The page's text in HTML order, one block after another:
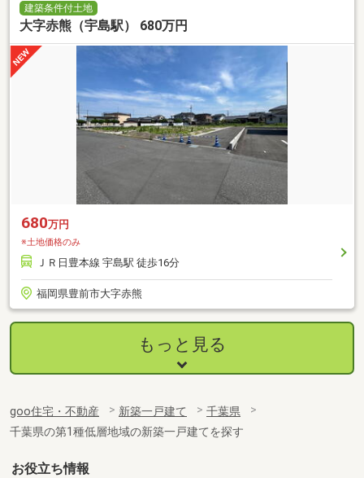
建築条件付土地
大字赤熊（宇島駅） 680万円
680万円
※土地価格のみ
ＪＲ日豊本線 宇島駅 徒歩16分
福岡県豊前市大字赤熊
もっと見る
goo住宅・不動産 新築一戸建て
千葉県
千葉県の第1種低層地域の新築一戸建てを探す
お役立ち情報